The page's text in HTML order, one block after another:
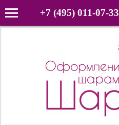
+7 (495) 011-07-33